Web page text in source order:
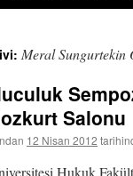
Meral Sungurtekin
Salonu
12 Nisan 2012
Hukuk